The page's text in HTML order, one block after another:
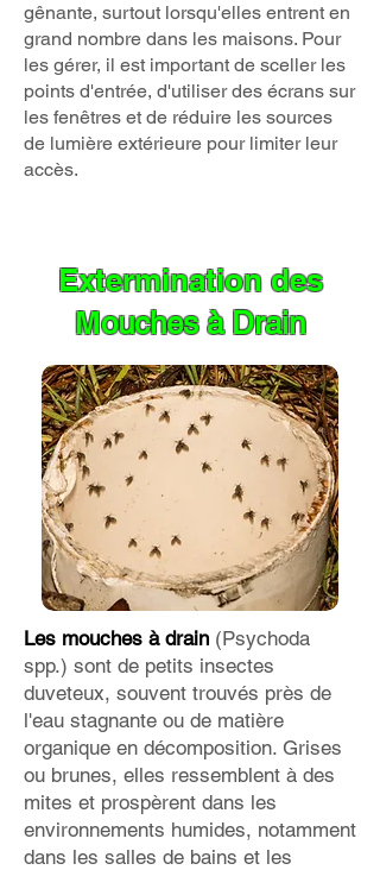
gênante, surtout lorsqu'elles entrent en
grand nombre dans les maisons. Pour
les gérer, il est important de sceller les
points d'entrée, d'utiliser des écrans sur
les fenêtres et de réduire les sources
de lumière extérieure pour limiter leur
accès.
Extermination des
Mouches à Drain
Les mouches à drain (Psychoda
spp.) sont de petits insectes
duveteux, souvent trouvés près de
l'eau stagnante ou de matière
organique en décomposition. Grises
ou brunes, elles ressemblent à des
mites et prospèrent dans les
environnements humides, notamment
dans les salles de bains et les